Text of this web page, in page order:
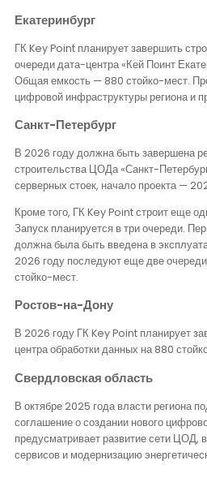
Екатеринбург
ГК Key Point планирует завершить
очереди дата-центра «Кей Поинт
Общая емкость — 880 стойко-мест.
цифровой инфраструктуры региона и
Санкт-Петербург
В 2026 году должна быть завершена
строительства ЦОДа «Санкт-
серверных стоек, начало проекта —
Кроме того, ГК Key Point строит еще
Запуск планируется в три очереди.
должна была быть введена в
2026 году последуют еще две
стойко-мест.
Ростов-на-Дону
В 2026 году ГК Key Point планирует
центра обработки данных на 880
Свердловская область
В октябре 2025 года власти региона
соглашение о создании нового
предусматривает развитие сети ЦОД,
сервисов и модернизацию